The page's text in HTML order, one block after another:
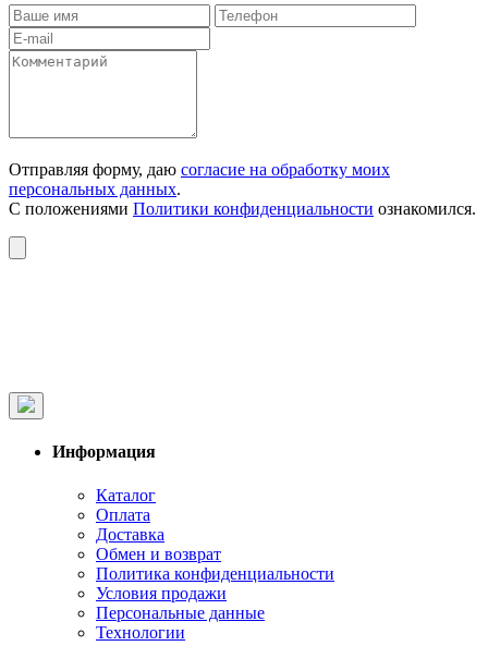
Отправляя форму, даю согласие на обработку моих
персональных данных.
С положениями Политики конфиденциальности ознакомился.
Информация
Каталог
Оплата
Доставка
Обмен и возврат
Политика конфиденциальности
Условия продажи
Персональные данные
Технологии